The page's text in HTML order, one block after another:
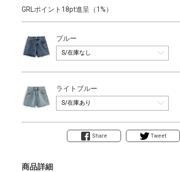
GRLポイント18pt進呈（1%）
ブルー
ライトブルー
Share Tweet
商品詳細